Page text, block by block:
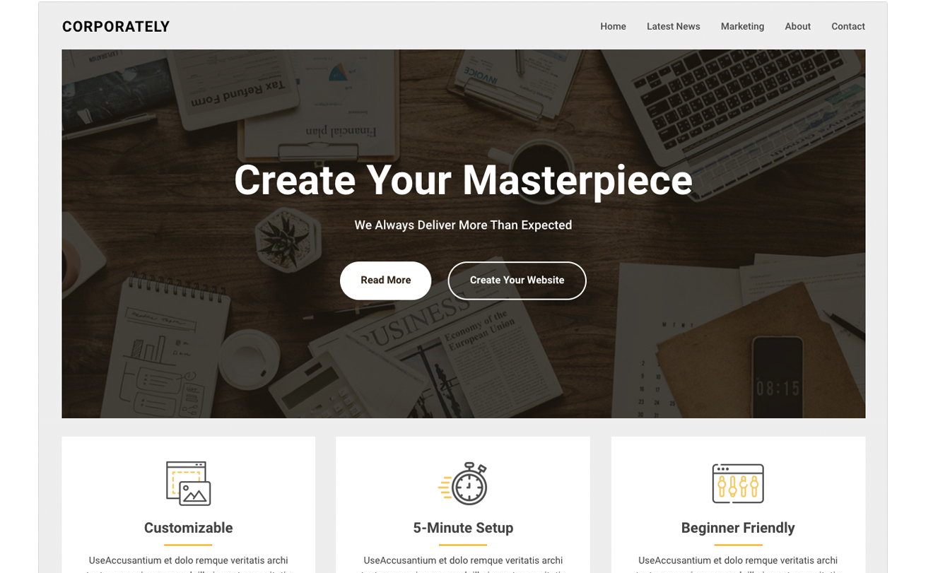
این پوسته رایگان است اما ارتقا یا پشتیبانی تجاری مالی
اضافی را ارائه می‌دهد.
آخرین به‌روزرسانی
7 ژوئن 2026
نصب‌های فعال
100+
صفحه اصلی پوسته